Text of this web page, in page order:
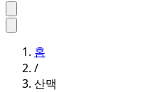
홈
/
산맥